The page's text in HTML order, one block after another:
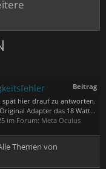
Beitrag
spät hier drauf zu antworten.
Adapter das 18 Watt...
im Forum: Meta Oculus
Themen von